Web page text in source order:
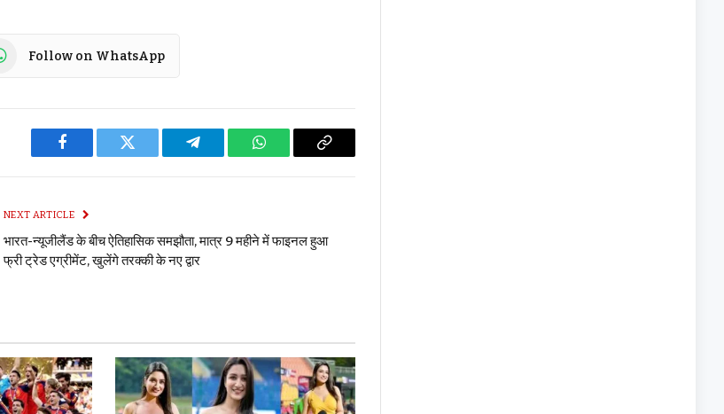
Follow on WhatsApp
Facebook Twitter Telegram WhatsAppCopy
NEXT ARTICLE
भारत-न्यूजीलैंड के बीच ऐतिहासिक समझौता, मात्र 9 महीने में फाइनल हुआ
फ्री ट्रेड एग्रीमेंट, खुलेंगे तरक्की के नए द्वार